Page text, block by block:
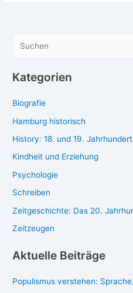
ße
län­
di­
Krieg
vaterländische
c
e
n
Kategorien
Biografie
Hamburg historisch
History: 18. und 19. Jahrhundert
Kindheit und Erziehung
Psychologie
Schreiben
Zeitgeschichte: Das 20.
Zeitzeugen
Aktuelle Beiträge
Populismus verstehen: